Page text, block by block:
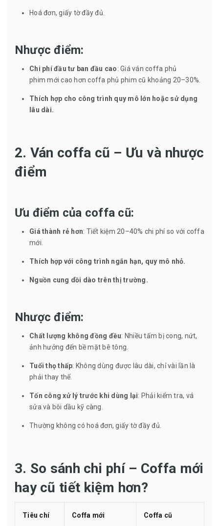
Hoá đơn, giấy tờ đầy đủ.
Nhược điểm:
Chi phí đầu tư ban đầu cao: Giá ván coffa phủ
phim mới cao hơn coffa phủ phim cũ khoảng 20–30%.
Thích hợp cho công trình quy mô lớn hoặc sử dụng
lâu dài.
2. Ván coffa cũ – Ưu và nhược
điểm
Ưu điểm của coffa cũ:
Giá thành rẻ hơn: Tiết kiệm 20–40% chi phí so với coffa
mới.
Thích hợp với công trình ngắn hạn, quy mô nhỏ.
Nguồn cung dồi dào trên thị trường.
Nhược điểm:
Chất lượng không đồng đều: Nhiều tấm bị cong, nứt,
ảnh hưởng đến bề mặt bê tông.
Tuổi thọ thấp: Không dùng được lâu dài, chỉ vài lần là
phải thay thế.
Tốn công xử lý trước khi dùng lại: Phải kiểm tra, vá
sửa và bôi dầu kỹ càng.
Thường không có hoá đơn, giấy tờ đầy đủ.
3. So sánh chi phí – Coffa mới
hay cũ tiết kiệm hơn?
Tiêu chí Coffa mới Coffa cũ